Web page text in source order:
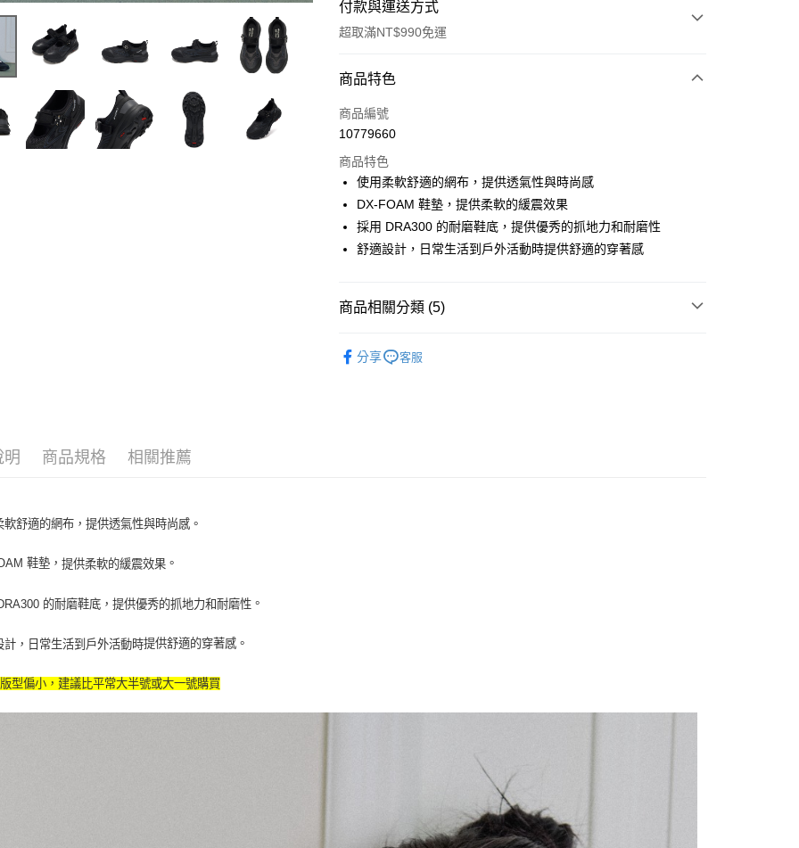
付款與運送方式
超取滿NT$990免運
付款方式
信用卡一次付款
LINE Pay
Apple Pay
全家取貨付款<未取貨列黑名單/不支援離島取退>
全家取貨<未取貨列黑名單/不支援離島取退>
商品特色
商品編號
10779660
商品特色
使用柔軟舒適的網布，提供透氣性與時尚感
DX-FOAM 鞋墊，提供柔軟的緩震效果
採用 DRA300 的耐磨鞋底，提供優秀的抓地力和耐磨性
舒適設計，日常生活到戶外活動時提供舒適的穿著感
商品相關分類 (5)
分享 客服
明 商品規格 相關推薦
軟舒適的網布，提供透氣性與時尚感。
鞋墊，提供柔軟的緩震效果 。
的耐磨鞋底，提供優秀的抓地力和耐磨性 。
計 ， 日常生活到戶外活動時提供舒適的穿著感 。
型偏小，建議比平常大半號或大一號購買